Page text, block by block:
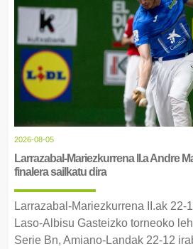
2026-08-05
Larrazabal-Mariezkurrena II.a Andre
finalera sailkatu dira
Larrazabal-Mariezkurrena II.ak 22-
Laso-Albisu Gasteizko torneoko
Serie Bn, Amiano-Landak 22-12